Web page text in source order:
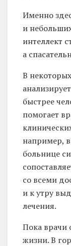
Именно
и
интеллект
а
В
быстрее
помогает
например,
больнице
со всеми
и к утру
лечения.
Пока врачи
жизни. В